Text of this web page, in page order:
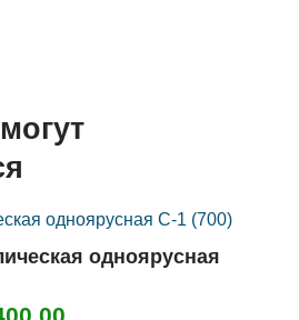
одноярусная